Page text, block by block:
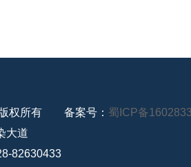
权所有 备案号： 蜀ICP备
大道
82630433